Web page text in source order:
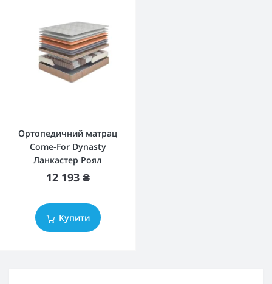
Ортопедичний матрац
Come-For Dynasty
Ланкастер Роял
12 193 ₴
Купити